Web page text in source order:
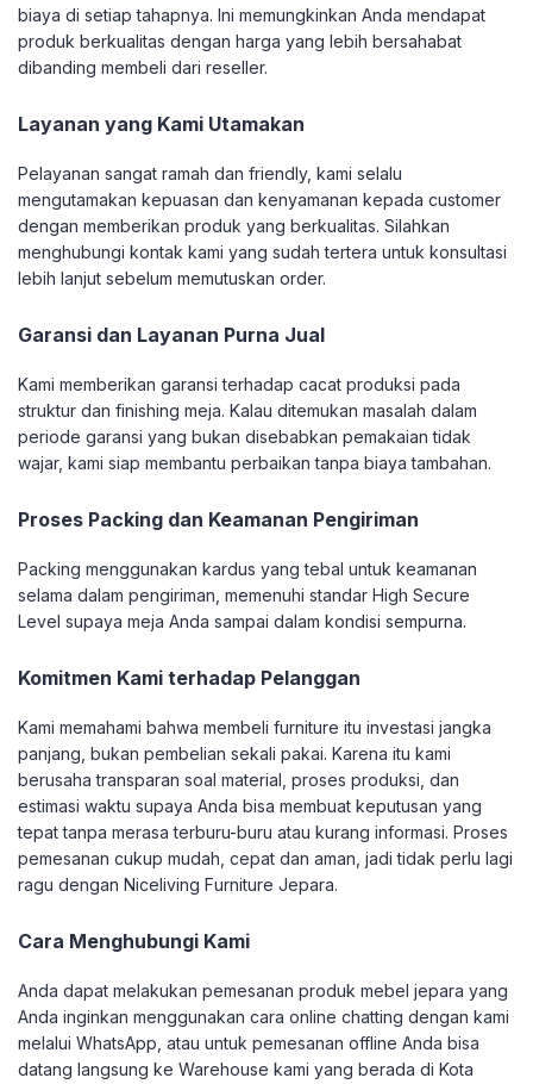
biaya di setiap tahapnya. Ini memungkinkan Anda mendapat
produk berkualitas dengan harga yang lebih bersahabat
dibanding membeli dari reseller.
Layanan yang Kami Utamakan
Pelayanan sangat ramah dan friendly, kami selalu
mengutamakan kepuasan dan kenyamanan kepada customer
dengan memberikan produk yang berkualitas. Silahkan
menghubungi kontak kami yang sudah tertera untuk konsultasi
lebih lanjut sebelum memutuskan order.
Garansi dan Layanan Purna Jual
Kami memberikan garansi terhadap cacat produksi pada
struktur dan finishing meja. Kalau ditemukan masalah dalam
periode garansi yang bukan disebabkan pemakaian tidak
wajar, kami siap membantu perbaikan tanpa biaya tambahan.
Proses Packing dan Keamanan Pengiriman
Packing menggunakan kardus yang tebal untuk keamanan
selama dalam pengiriman, memenuhi standar High Secure
Level supaya meja Anda sampai dalam kondisi sempurna.
Komitmen Kami terhadap Pelanggan
Kami memahami bahwa membeli furniture itu investasi jangka
panjang, bukan pembelian sekali pakai. Karena itu kami
berusaha transparan soal material, proses produksi, dan
estimasi waktu supaya Anda bisa membuat keputusan yang
tepat tanpa merasa terburu-buru atau kurang informasi. Proses
pemesanan cukup mudah, cepat dan aman, jadi tidak perlu lagi
ragu dengan Niceliving Furniture Jepara.
Cara Menghubungi Kami
Anda dapat melakukan pemesanan produk mebel jepara yang
Anda inginkan menggunakan cara online chatting dengan kami
melalui WhatsApp, atau untuk pemesanan offline Anda bisa
datang langsung ke Warehouse kami yang berada di Kota